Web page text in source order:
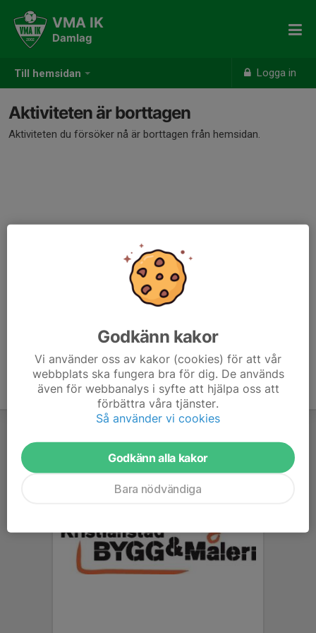
Till hemsidan Logga in
VMA IK
Damlag
Aktiviteten är borttagen
Aktiviteten du försöker nå är borttagen från hemsidan.
Godkänn kakor
Vi använder oss av kakor (cookies) för att vår
webbplats ska fungera bra för dig. De används
även för webbanalys i syfte att hjälpa oss att
förbättra våra tjänster.
Så använder vi cookies
Godkänn alla kakor
Bara nödvändiga